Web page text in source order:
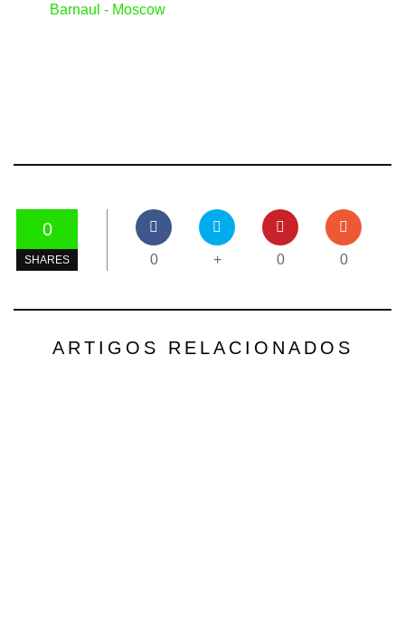
Barnaul - Moscow
0
SHARES 0 + 0 0
ARTIGOS RELACIONADOS